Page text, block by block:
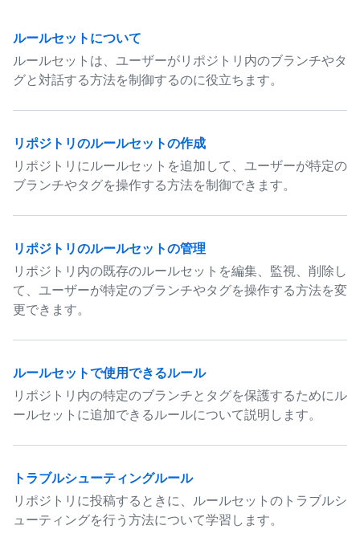
ルールセットについて
ルールセットは、ユーザーがリポジトリ内のブランチやタ
グと対話する方法を制御するのに役立ちます。
リポジトリのルールセットの作成
リポジトリにルールセットを追加して、ユーザーが特定の
ブランチやタグを操作する方法を制御できます。
リポジトリのルールセットの管理
リポジトリ内の既存のルールセットを編集、監視、削除し
て、ユーザーが特定のブランチやタグを操作する方法を変
更できます。
ルールセットで使用できるルール
リポジトリ内の特定のブランチとタグを保護するためにル
ールセットに追加できるルールについて説明します。
トラブルシューティングルール
リポジトリに投稿するときに、ルールセットのトラブルシ
ューティングを行う方法について学習します。